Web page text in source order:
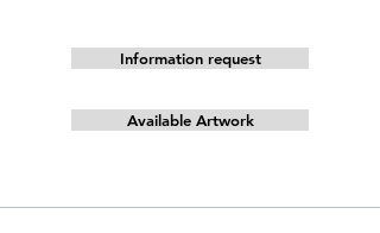
Information request
Available Artwork